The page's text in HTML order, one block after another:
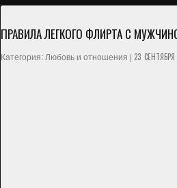
ПРАВИЛА ЛЕГКОГО ФЛИРТА С
Категория: Любовь и отношения | 23 СЕНТЯБРЯ